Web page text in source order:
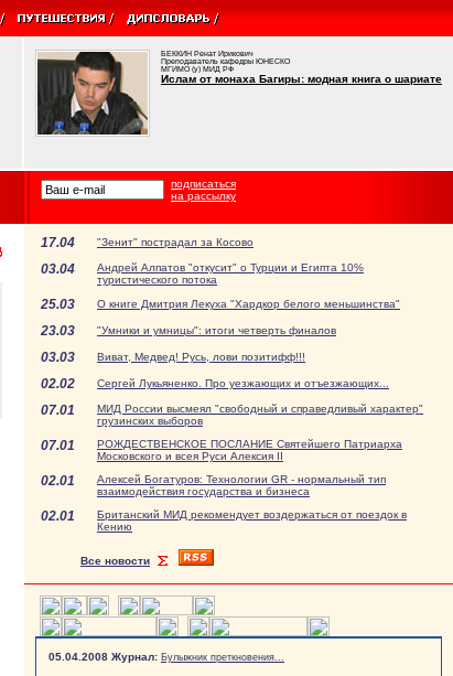
БЕККИН Ренат Ирикович
Преподаватель кафедры ЮНЕСКО
МГИМО (у) МИД РФ
Ислам от монаха Багиры: модная книга о шариате
подписаться
на рассылку
17.04 "Зенит" пострадал за Косово
03.04
Андрей Алпатов "откусит" о Турции и Египта 10%
туристического потока
25.03 О книге Дмитрия Лекуха "Хардкор белого меньшинства"
23.03 "Умники и умницы": итоги четверть финалов
03.03 Виват, Медвед! Русь, лови позитифф!!!
02.02 Сергей Лукьяненко. Про уезжающих и отъезжающих...
07.01
МИД России высмеял "свободный и справедливый характер"
грузинских выборов
07.01
РОЖДЕСТВЕНСКОЕ ПОСЛАНИЕ Святейшего Патриарха
Московского и всея Руси Алексия II
02.01
Алексей Богатуров: Технологии GR - нормальный тип
взаимодействия государства и бизнеса
02.01
Британский МИД рекомендует воздержаться от поездок в
Кению
Все новости
05.04.2008 Журнал: Булыжник преткновения...